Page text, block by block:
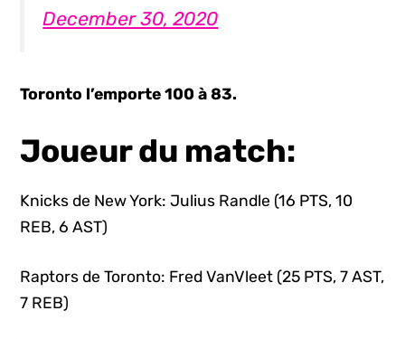
December 30, 2020
Toronto l’emporte 100 à 83.
Joueur du match:
Knicks de New York: Julius Randle (16 PTS, 10
REB, 6 AST)
Raptors de Toronto: Fred VanVleet (25 PTS, 7 AST,
7 REB)